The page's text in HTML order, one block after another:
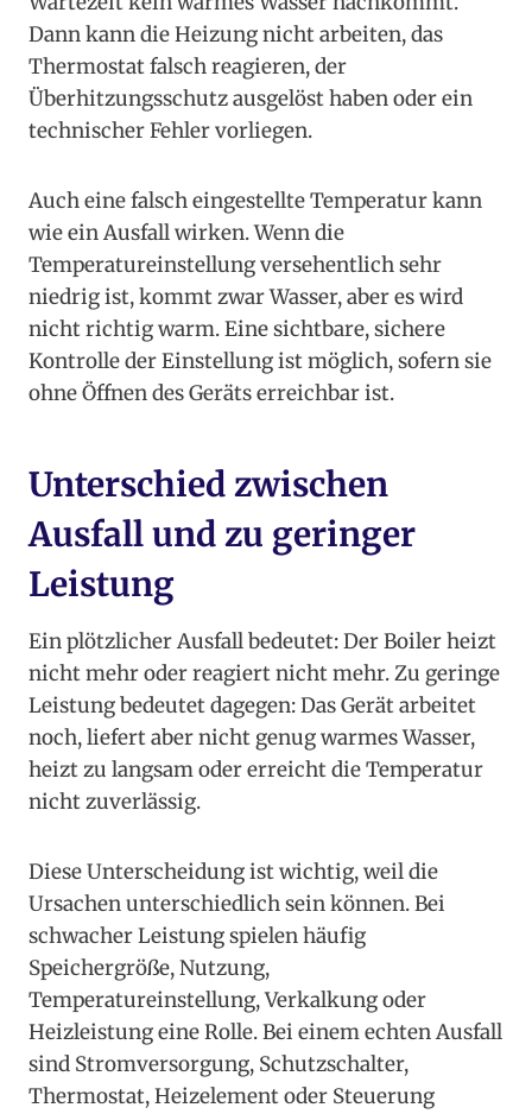
Dann kann die Heizung nicht arbeiten, das
Thermostat falsch reagieren, der
Überhitzungsschutz ausgelöst haben oder ein
technischer Fehler vorliegen.
Auch eine falsch eingestellte Temperatur kann
wie ein Ausfall wirken. Wenn die
Temperatureinstellung versehentlich sehr
niedrig ist, kommt zwar Wasser, aber es wird
nicht richtig warm. Eine sichtbare, sichere
Kontrolle der Einstellung ist möglich, sofern sie
ohne Öffnen des Geräts erreichbar ist.
Unterschied zwischen
Ausfall und zu geringer
Leistung
Ein plötzlicher Ausfall bedeutet: Der Boiler heizt
nicht mehr oder reagiert nicht mehr. Zu geringe
Leistung bedeutet dagegen: Das Gerät arbeitet
noch, liefert aber nicht genug warmes Wasser,
heizt zu langsam oder erreicht die Temperatur
nicht zuverlässig.
Diese Unterscheidung ist wichtig, weil die
Ursachen unterschiedlich sein können. Bei
schwacher Leistung spielen häufig
Speichergröße, Nutzung,
Temperatureinstellung, Verkalkung oder
Heizleistung eine Rolle. Bei einem echten Ausfall
sind Stromversorgung, Schutzschalter,
Thermostat, Heizelement oder Steuerung